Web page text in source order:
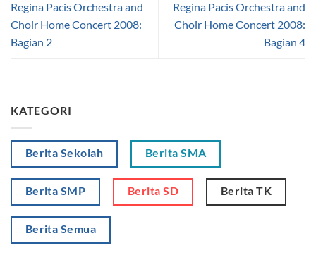
Regina Pacis Orchestra and
Choir Home Concert 2008:
Bagian 2
Regina Pacis Orchestra and
Choir Home Concert 2008:
Bagian 4
KATEGORI
Berita Sekolah Berita SMA
Berita SMP Berita SD Berita TK
Berita Semua